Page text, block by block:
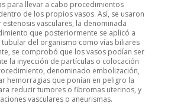
para llevar a cabo procedimientos
de los propios vasos. Así, se usaron
vasculares, la denominada
que posteriormente se aplicó a
del organismo como vías biliares
se comprobó que los vasos podían ser
la inyección de partículas o colocación
denominado embolización,
hemorragias que ponían en peligro la
reducir tumores o fibromas uterinos, y
vasculares o aneurismas.